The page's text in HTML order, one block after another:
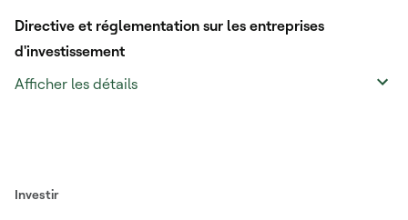
Directive et réglementation sur les entreprises
d'investissement
Afficher les détails
Investir